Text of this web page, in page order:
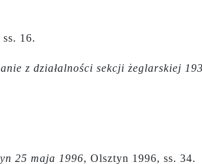
16.
z działalności sekcji żeglarskiej
25 maja 1996, Olsztyn 1996, ss. 34.